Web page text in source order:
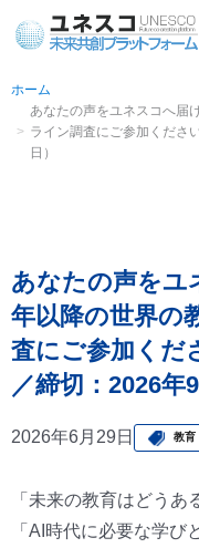
ホーム
あなたの声をユネスコへ届
ライン調査にご参加くださ
日）
あなたの声をユ
年以降の世界の
査にご参加くだ
／締切：2026年9
2026年6月29日 教育
「未来の教育はどうあ
「AI時代に必要な学び